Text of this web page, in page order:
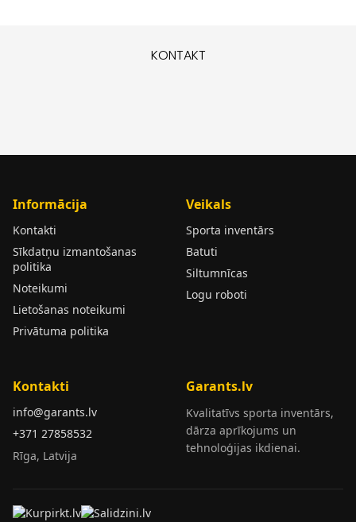
KONTAKT
Informācija
Kontakti
Sīkdatņu izmantošanas
politika
Noteikumi
Lietošanas noteikumi
Privātuma politika
Veikals
Sporta inventārs
Batuti
Siltumnīcas
Logu roboti
Kontakti
info@garants.lv
+371 27858532
Rīga, Latvija
Garants.lv
Kvalitatīvs sporta inventārs,
dārza aprīkojums un
tehnoloģijas ikdienai.